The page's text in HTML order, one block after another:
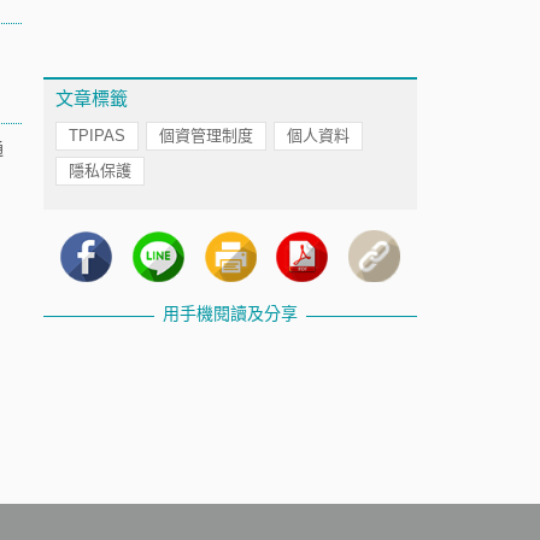
文章標籤
TPIPAS 個資管理制度
個人資料
隱私保護
用手機閱讀及分享